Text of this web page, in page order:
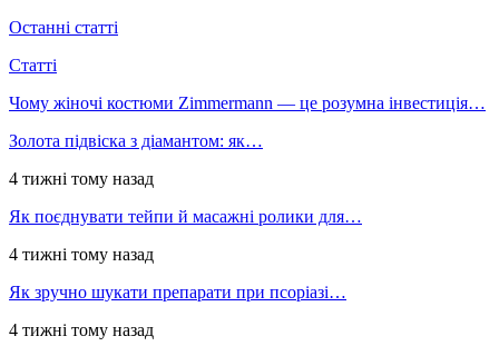
Останні статті
Статті
Чому жіночі костюми Zimmermann — це розумна інвестиція…
Золота підвіска з діамантом: як…
4 тижні тому назад
Як поєднувати тейпи й масажні ролики для…
4 тижні тому назад
Як зручно шукати препарати при псоріазі…
4 тижні тому назад